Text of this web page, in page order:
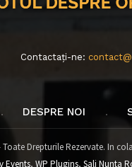
Contactați-ne:
DESPRE NOI
Drepturile Rezervate. In
Events, WP Plugins, Sali Nunta